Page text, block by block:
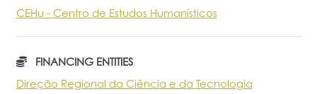
Portal do Investigador
CEHu - Centro de Estudos Humanísticos
FINANCING ENTITIES
Direção Regional da Ciência e da Tecnologia